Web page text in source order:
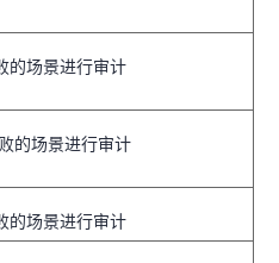
的场景进行审计
的场景进行审计
的场景进行审计